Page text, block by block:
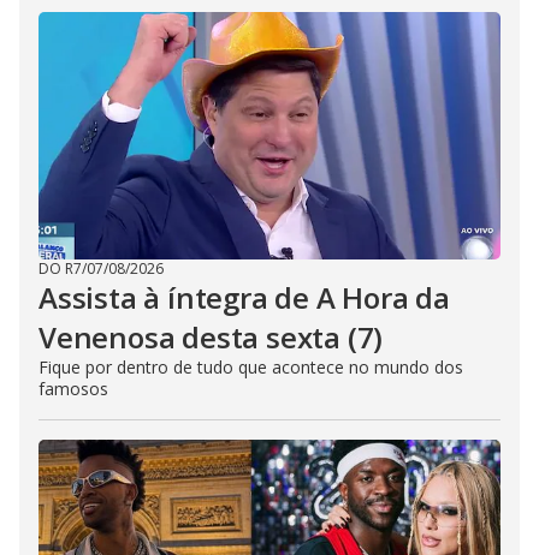
DO R7/07/08/2026
Assista à íntegra de A Hora da
Venenosa desta sexta (7)
Fique por dentro de tudo que acontece no mundo dos
famosos